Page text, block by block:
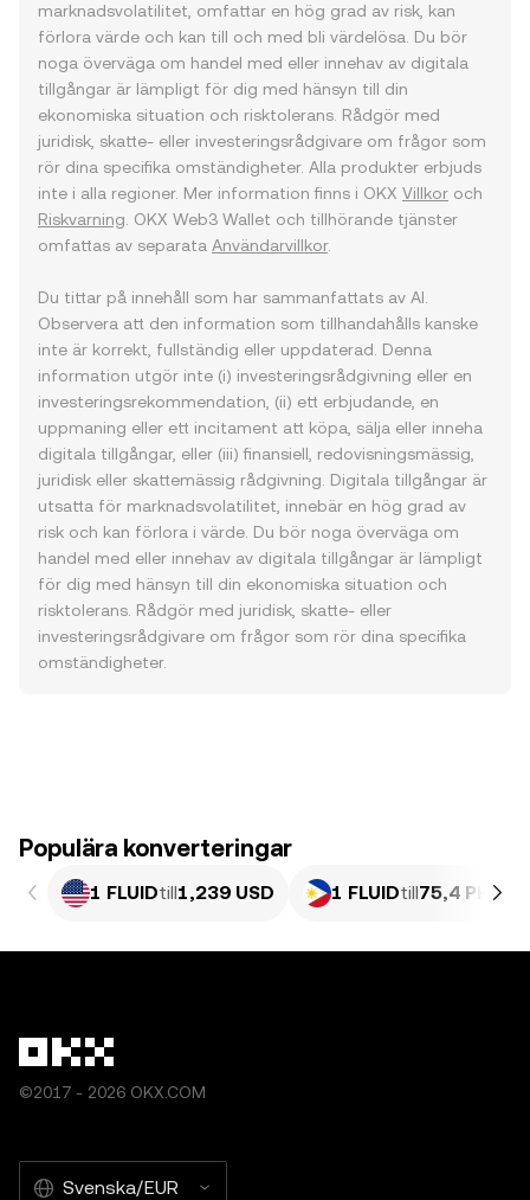
marknadsvolatilitet, omfattar en hög grad av risk, kan
förlora värde och kan till och med bli värdelösa. Du bör
noga överväga om handel med eller innehav av digitala
tillgångar är lämpligt för dig med hänsyn till din
ekonomiska situation och risktolerans. Rådgör med
juridisk, skatte- eller investeringsrådgivare om frågor som
rör dina specifika omständigheter. Alla produkter erbjuds
inte i alla regioner. Mer information finns i OKX Villkor och
Riskvarning . OKX Web3 Wallet och tillhörande tjänster
omfattas av separata Användarvillkor.
Du tittar på innehåll som har sammanfattats av AI.
Observera att den information som tillhandahålls kanske
inte är korrekt, fullständig eller uppdaterad. Denna
information utgör inte (i) investeringsrådgivning eller en
investeringsrekommendation, (ii) ett erbjudande, en
uppmaning eller ett incitament att köpa, sälja eller inneha
digitala tillgångar, eller (iii) finansiell, redovisningsmässig,
juridisk eller skattemässig rådgivning. Digitala tillgångar är
utsatta för marknadsvolatilitet, innebär en hög grad av
risk och kan förlora i värde. Du bör noga överväga om
handel med eller innehav av digitala tillgångar är lämpligt
för dig med hänsyn till din ekonomiska situation och
risktolerans. Rådgör med juridisk, skatte- eller
investeringsrådgivare om frågor som rör dina specifika
omständigheter.
Populära konverteringar
1 FLUIDtill1,239 USD 1 FLUIDtill75,4 PHP
©2017 - 2026 OKX.COM
Svenska/EUR